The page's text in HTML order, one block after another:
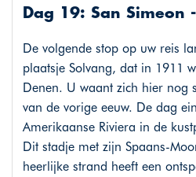
Dag 19: San Simeon
De volgende stop op uw reis
plaatsje Solvang, dat in 1911
Denen. U waant zich hier nog
van de vorige eeuw. De dag
Amerikaanse Riviera in de
Dit stadje met zijn Spaans-
heerlijke strand heeft een